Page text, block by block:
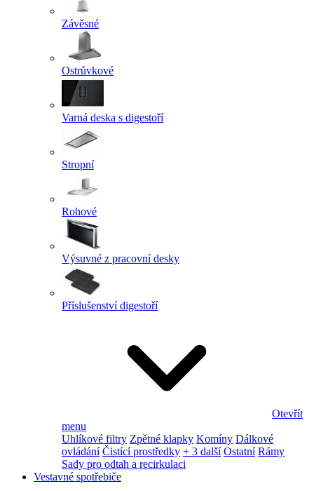
Závěsné
Ostrůvkové
Varná deska s digestoří
Stropní
Rohové
Výsuvné z pracovní desky
Příslušenství digestoří
Otevřít
menu
Uhlíkové filtry Zpětné klapky Komíny Dálkové
ovládání Čistící prostředky + 3 další Ostatní Rámy
Sady pro odtah a recirkulaci
Vestavné spotřebiče